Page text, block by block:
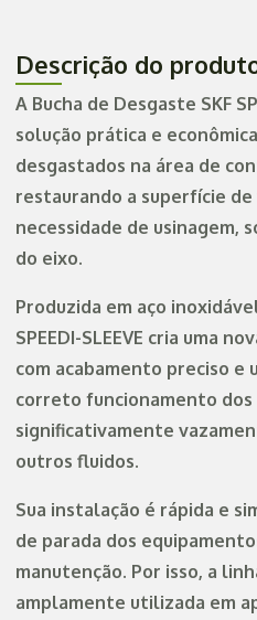
Descrição do
A Bucha de Desgaste SKF
solução prática e
desgastados na área de
restaurando a superfície de
necessidade de usinagem,
do eixo.
Produzida em aço
SPEEDI-SLEEVE cria uma
com acabamento preciso
correto funcionamento
significativamente
outros fluidos.
Sua instalação é rápida e
de parada dos
manutenção. Por isso, a
amplamente utilizada em